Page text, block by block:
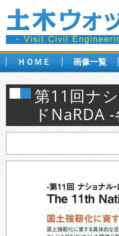
ＨＯＭＥ 画像一覧
第11回ナ
ドNaRDA